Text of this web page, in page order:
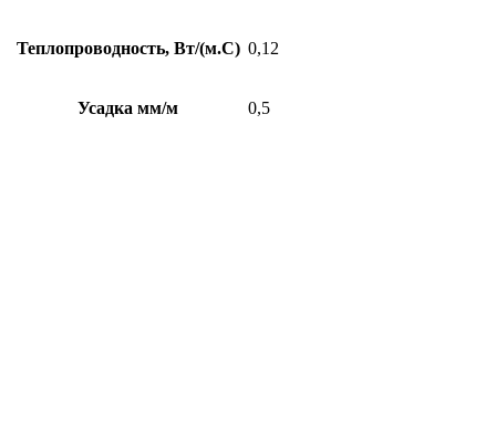
Теплопроводность, Вт/(м.С) 0,12
Усадка мм/м 0,5